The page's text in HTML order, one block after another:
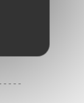
- - -